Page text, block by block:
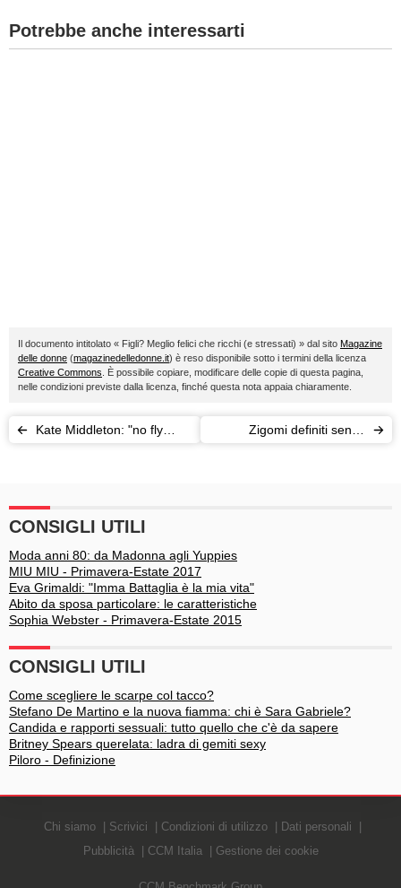
Potrebbe anche interessarti
Il documento intitolato « Figli? Meglio felici che ricchi (e stressati) » dal sito Magazine
delle donne (magazinedelledonne.it) è reso disponibile sotto i termini della licenza
Creative Commons . È possibile copiare, modificare delle copie di questa pagina,
nelle condizioni previste dalla licenza, finché questa nota appaia chiaramente.
Kate Middleton: "no fly
Zigomi definiti senza
CONSIGLI UTILI
Moda anni 80: da Madonna agli Yuppies
MIU MIU - Primavera-Estate 2017
Eva Grimaldi: "Imma Battaglia è la mia vita"
Abito da sposa particolare: le caratteristiche
Sophia Webster - Primavera-Estate 2015
CONSIGLI UTILI
Come scegliere le scarpe col tacco?
Stefano De Martino e la nuova fiamma: chi è Sara Gabriele?
Candida e rapporti sessuali: tutto quello che c'è da sapere
Britney Spears querelata: ladra di gemiti sexy
Piloro - Definizione
Chi siamo Scrivici Condizioni di utilizzo
Dati personali
Pubblicità
CCM Italia Gestione dei cookie